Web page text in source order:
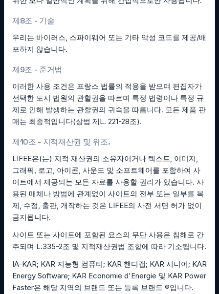
제8조 - 기술
우리는 바이러스, 스파이웨어 또는 기타 악성 코드를 제공/배
포하지 않습니다.
제9조 - 준거법
이러한 사용 조건은 프랑스 법률의 적용을 받으며 편집자가
선택한 도시 법원의 관할권을 따르며 특정 법령이나 특정 규
제로 인해 발생하는 관할권의 귀속을 따릅니다. 모든 제품 판
매는 최종적입니다(상법 제L. 221-28조).
제10조 - 지적재산권 및 위조.
LIFEE은(는) 지적 재산권의 소유자이거나 텍스트, 이미지,
그래픽, 로고, 아이콘, 사운드 및 소프트웨어를 포함하여 사
이트에서 제공되는 모든 자료를 사용할 권리가 있습니다. 사
용된 매체나 방법에 관계없이 사이트의 전부 또는 일부를 복
제, 수정, 출판, 개작하는 것은 LIFEE의 사전 서면 허가 없이
금지됩니다.
사이트 또는 사이트에 포함된 요소의 무단 사용은 침해로 간
주되며 L.335-2조 및 지적재산권법 조항에 따라 기소됩니다.
IA-KAR; KAR 지능형 컴퓨터; KAR 핸디캡; KAR 시니어; KAR
Energy Software; KAR Economie d'Energie 및 KAR Power
Faster은 해당 지역의 브랜드 또는 등록 브랜드 ®입니다.